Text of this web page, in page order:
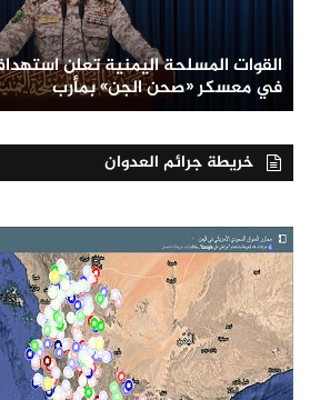
القوات المسلحة اليمنية تعلن
في معسكر «صحن الجن» بمأرب
خريطة جرائم العدوان